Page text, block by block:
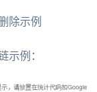
除示例
例：